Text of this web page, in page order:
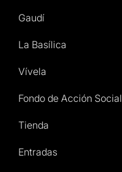
Gaudí
La Basílica
Vívela
Fondo de Acción Social
Tienda
Entradas